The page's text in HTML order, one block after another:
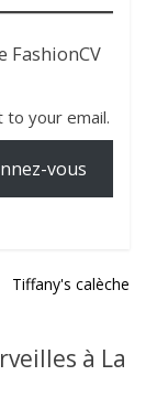
FashionCV
your email.
vous
Tiffany's calèche
à La